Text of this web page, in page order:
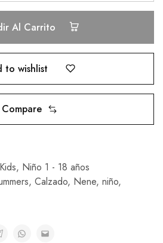
Al Carrito
to wishlist
Compare
Kids, Niño 1 - 18 años
, Calzado, Nene, niño,